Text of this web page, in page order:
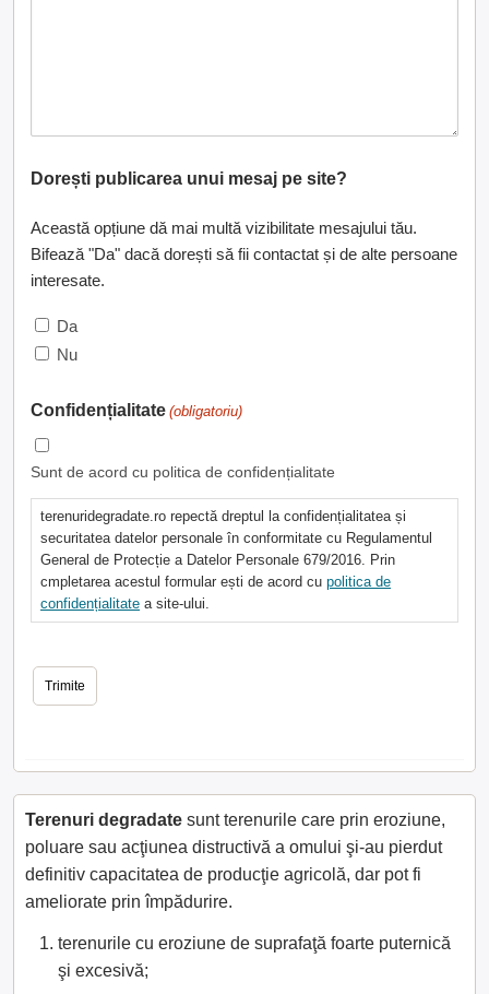
Dorești publicarea unui mesaj pe site?
Această opțiune dă mai multă vizibilitate mesajului tău.
Bifează "Da" dacă dorești să fii contactat și de alte persoane
interesate.
Da
Nu
Confidențialitate (obligatoriu)
Sunt de acord cu politica de confidențialitate
terenuridegradate.ro repectă dreptul la confidențialitatea și
securitatea datelor personale în conformitate cu Regulamentul
General de Protecție a Datelor Personale 679/2016. Prin
cmpletarea acestul formular ești de acord cu politica de
confidențialitate a site-ului.
Terenuri degradate sunt terenurile care prin eroziune,
poluare sau acţiunea distructivă a omului şi-au pierdut
definitiv capacitatea de producţie agricolă, dar pot fi
ameliorate prin împădurire.
terenurile cu eroziune de suprafaţă foarte puternică
şi excesivă;